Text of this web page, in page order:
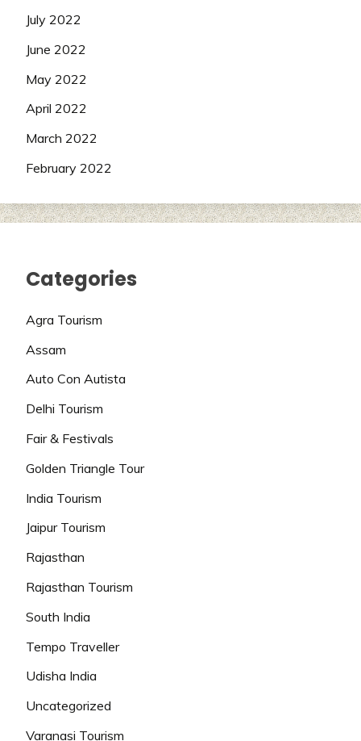
July 2022
June 2022
May 2022
April 2022
March 2022
February 2022
Categories
Agra Tourism
Assam
Auto Con Autista
Delhi Tourism
Fair & Festivals
Golden Triangle Tour
India Tourism
Jaipur Tourism
Rajasthan
Rajasthan Tourism
South India
Tempo Traveller
Udisha India
Uncategorized
Varanasi Tourism